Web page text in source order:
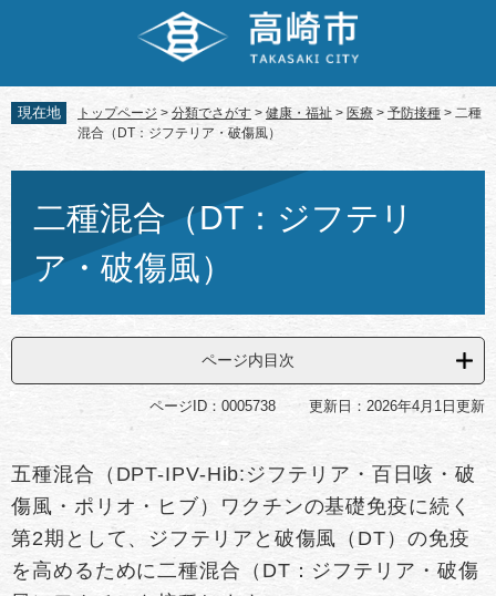
先
頭
す。
を
飛
し
現在地 トップページ > 分類でさがす > 健康・福祉 > 医療 > 予防接種 > 二種
混合（DT：ジフテリア・破傷風）
二種混合（DT：ジフテリ
ア・破傷風）
ページ内目次
ページID：0005738 更新日：2026年4月1日更新
五種混合（DPT-IPV-Hib:ジフテリア・百日咳・破
傷風・ポリオ・ヒブ）ワクチンの基礎免疫に続く
第2期として、ジフテリアと破傷風（DT）の免疫
を高めるために二種混合（DT：ジフテリア・破傷